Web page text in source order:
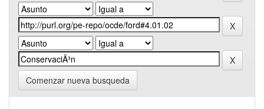
Comenzar nueva busqueda